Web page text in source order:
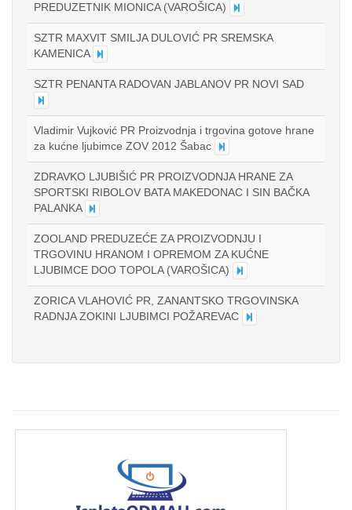
PREDUZETNIK MIONICA (VAROŠICA)
SZTR MAXVIT SMILJA DULOVIĆ PR SREMSKA
KAMENICA
SZTR PENANTA RADOVAN JABLANOV PR NOVI SAD
Vladimir Vujković PR Proizvodnja i trgovina gotove hrane
za kućne ljubimce ZOV 2012 Šabac
ZDRAVKO LJUBIŠIĆ PR PROIZVODNJA HRANE ZA
SPORTSKI RIBOLOV BATA MAKEDONAC I SIN BAČKA
PALANKA
ZOOLAND PREDUZEĆE ZA PROIZVODNJU I
TRGOVINU HRANOM I OPREMOM ZA KUĆNE
LJUBIMCE DOO TOPOLA (VAROŠICA)
ZORICA VLAHOVIĆ PR, ZANANTSKO TRGOVINSKA
RADNJA ZOKINI LJUBIMCI POŽAREVAC